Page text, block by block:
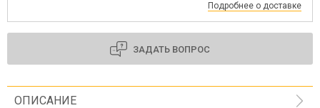
Подробнее о доставке
ЗАДАТЬ ВОПРОС
ОПИСАНИЕ